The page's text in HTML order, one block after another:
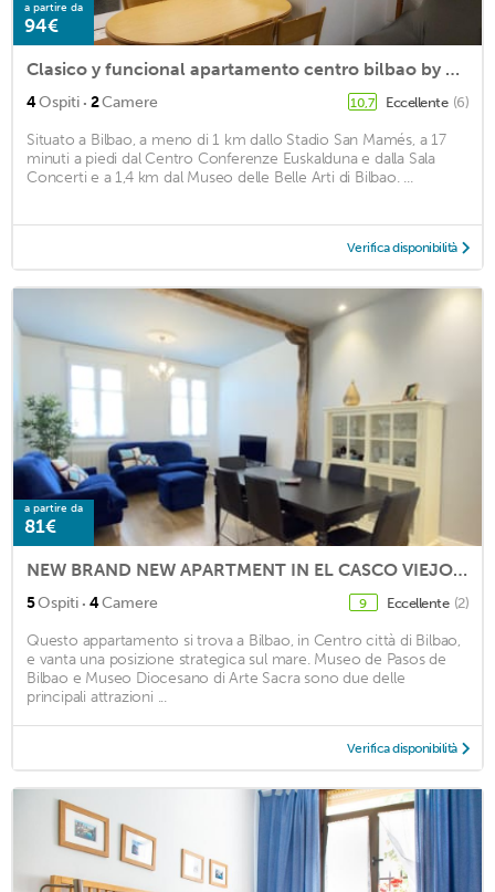
a partire da
94€
Clasico y funcional apartamento centro bilbao by urban hosts
4Ospiti · 2Camere 10,7 Eccellente (6)
Situato a Bilbao, a meno di 1 km dallo Stadio San Mamés, a 17
minuti a piedi dal Centro Conferenze Euskalduna e dalla Sala
Concerti e a 1,4 km dal Museo delle Belle Arti di Bilbao. ...
Verifica disponibilità
a partire da
81€
NEW BRAND NEW APARTMENT IN EL CASCO VIEJO: EBI-583
5Ospiti · 4Camere 9 Eccellente (2)
Questo appartamento si trova a Bilbao, in Centro città di Bilbao,
e vanta una posizione strategica sul mare. Museo de Pasos de
Bilbao e Museo Diocesano di Arte Sacra sono due delle
principali attrazioni ...
Verifica disponibilità